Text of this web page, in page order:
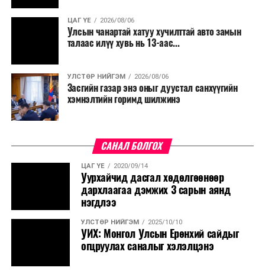
сургалтыг цахим хэлбэрт шилжүүлэх, төрийн албан
хаагчдыг зарим өдрүүдэд цахимаар ажиллуулах арга
хэмжээг үргэлжлүүлэхийг үүрэг болголоо.
Төсвийн сахилга бат сайжирч, эдийн засгийн нөхцөл
байдал хэвийн болсон тохиолдолд эдгээр
хязгаарлалтыг үе шаттайгаар сулруулах юм.
ЦАГ ҮЕ 2026/08/06
Улсын чанартай хатуу хучилттай авто замын
талаас илүү хувь нь 13-аас...
УЛСТӨР НИЙГЭМ 2026/08/06
Засгийн газар энэ оныг дуустал санхүүгийн
хэмнэлтийн горимд шилжинэ
САНАЛ БОЛГОХ
ЦАГ ҮЕ 2020/09/14
Уурхайчид дасгал хөдөлгөөнөөр
дархлаагаа дэмжих 3 сарын аянд
нэгдлээ
УЛСТӨР НИЙГЭМ 2025/10/10
УИХ: Монгол Улсын Ерөнхий сайдыг
огцруулах саналыг хэлэлцэнэ